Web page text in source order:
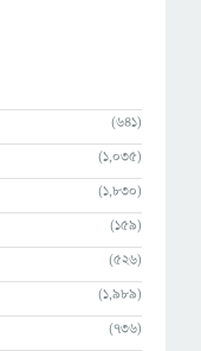
(641)
(1,035)
(1,830)
(159)
(526)
(1,989)
(736)